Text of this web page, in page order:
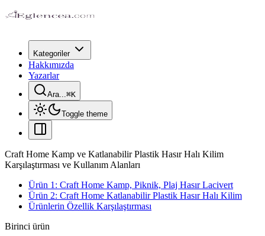
Kategoriler
Hakkımızda
Yazarlar
Ara...⌘K
Toggle theme
Craft Home Kamp ve Katlanabilir Plastik Hasır Halı Kilim
Karşılaştırması ve Kullanım Alanları
Ürün 1: Craft Home Kamp, Piknik, Plaj Hasır Lacivert
Ürün 2: Craft Home Katlanabilir Plastik Hasır Halı Kilim
Ürünlerin Özellik Karşılaştırması
Birinci ürün